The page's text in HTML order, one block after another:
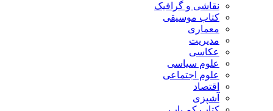
نقاشی و گرافیک
کتاب موسیقی
معماری
مدیریت
عکاسی
علوم سیاسی
علوم اجتماعی
اقتصاد
آشپزی